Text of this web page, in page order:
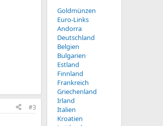
#3
Goldmünzen
Euro-Links
Andorra
Deutschland
Belgien
Bulgarien
Estland
Finnland
Frankreich
Griechenland
Irland
Italien
Kroatien